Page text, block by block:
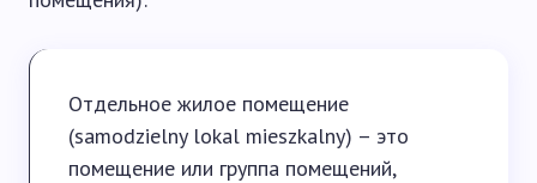
Отдельное жилое помещение
(samodzielny lokal mieszkalny) – это
помещение или группа помещений,